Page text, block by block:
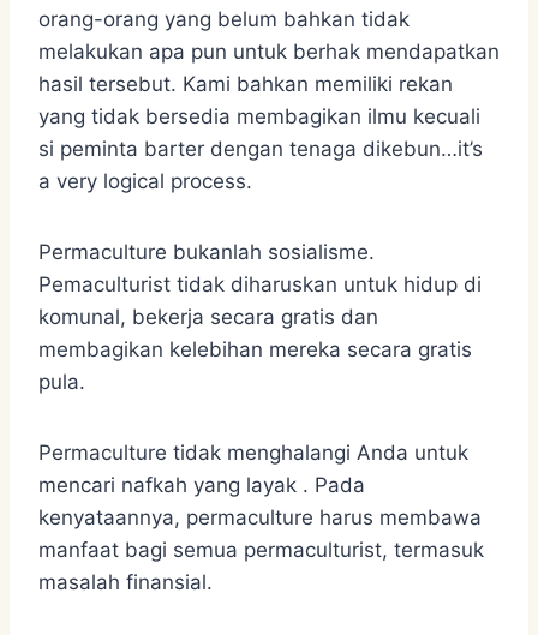
orang-orang yang belum bahkan tidak
melakukan apa pun untuk berhak mendapatkan
hasil tersebut. Kami bahkan memiliki rekan
yang tidak bersedia membagikan ilmu kecuali
si peminta barter dengan tenaga dikebun…it’s
a very logical process.
Permaculture bukanlah sosialisme.
Pemaculturist tidak diharuskan untuk hidup di
komunal, bekerja secara gratis dan
membagikan kelebihan mereka secara gratis
pula.
Permaculture tidak menghalangi Anda untuk
mencari nafkah yang layak . Pada
kenyataannya, permaculture harus membawa
manfaat bagi semua permaculturist, termasuk
masalah finansial.